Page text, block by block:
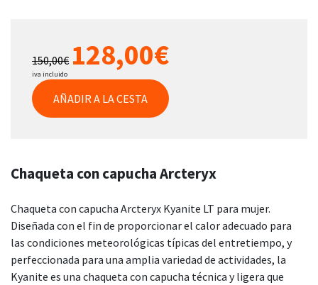
150,00€ 128,00€
iva incluido
AÑADIR A LA CESTA
Chaqueta con capucha Arcteryx
Chaqueta con capucha Arcteryx Kyanite LT para mujer.
Diseñada con el fin de proporcionar el calor adecuado para
las condiciones meteorológicas típicas del entretiempo, y
perfeccionada para una amplia variedad de actividades, la
Kyanite es una chaqueta con capucha técnica y ligera que